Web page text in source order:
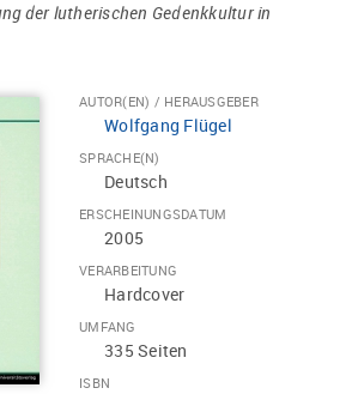
der lutherischen Gedenkkultur in
AUTOR(EN) / HERAUSGEBER
Wolfgang Flügel
SPRACHE(N)
Deutsch
ERSCHEINUNGSDATUM
2005
VERARBEITUNG
Hardcover
UMFANG
335 Seiten
ISBN